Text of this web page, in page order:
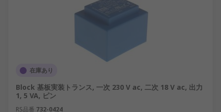
在庫あり
Block 基板実装トランス, 一次 230 V ac, 二次 18 V ac, 出力
1, 5 VA, ピン
RS品番 732-0424